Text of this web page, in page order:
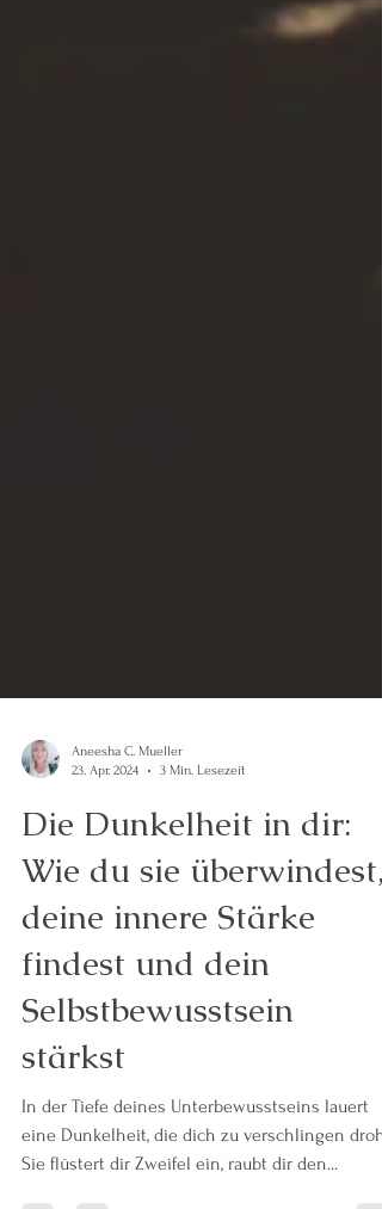
Aneesha C. Mueller
23. Apr. 2024
3 Min. Lesezeit
Die Dunkelheit in dir:
Wie du sie überwindest,
deine innere Stärke
findest und dein
Selbstbewusstsein
stärkst